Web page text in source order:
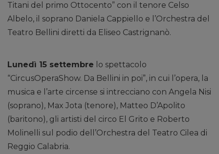
Titani del primo Ottocento” con il tenore Celso
Albelo, il soprano Daniela Cappiello e l’Orchestra del
Teatro Bellini diretti da Eliseo Castrignanò.
Lunedì 15 settembre lo spettacolo
“CircusOperaShow. Da Bellini in poi”, in cui l’opera, la
musica e l’arte circense si intrecciano con Angela Nisi
(soprano), Max Jota (tenore), Matteo D’Apolito
(baritono), gli artisti del circo El Grito e Roberto
Molinelli sul podio dell’Orchestra del Teatro Cilea di
Reggio Calabria.